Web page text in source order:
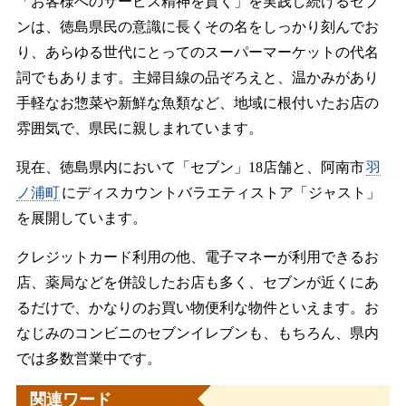
ンは、徳島県民の意識に長くその名をしっかり刻んでお
り、あらゆる世代にとってのスーパーマーケットの代名
詞でもあります。主婦目線の品ぞろえと、温かみがあり
手軽なお惣菜や新鮮な魚類など、地域に根付いたお店の
雰囲気で、県民に親しまれています。
現在、徳島県内において「セブン」18店舗と、阿南市羽
ノ浦町にディスカウントバラエティストア「ジャスト」
を展開しています。
クレジットカード利用の他、電子マネーが利用できるお
店、薬局などを併設したお店も多く、セブンが近くにあ
るだけで、かなりのお買い物便利な物件といえます。お
なじみのコンビニのセブンイレブンも、もちろん、県内
では多数営業中です。
関連ワード